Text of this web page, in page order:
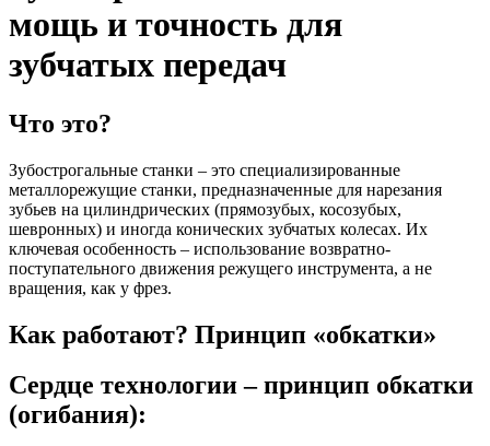
мощь и точность для
зубчатых передач
Что это?
Зубострогальные станки – это специализированные
металлорежущие станки, предназначенные для нарезания
зубьев на цилиндрических (прямозубых, косозубых,
шевронных) и иногда конических зубчатых колесах. Их
ключевая особенность – использование возвратно-
поступательного движения режущего инструмента, а не
вращения, как у фрез.
Как работают? Принцип «обкатки»
Сердце технологии – принцип обкатки
(огибания):